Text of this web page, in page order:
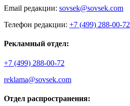
Email редакции: sovsek@sovsek.com
Телефон редакции: +7 (499) 288-00-72
Рекламный отдел:
+7 (499) 288-00-72
reklama@sovsek.com
Отдел распространения: